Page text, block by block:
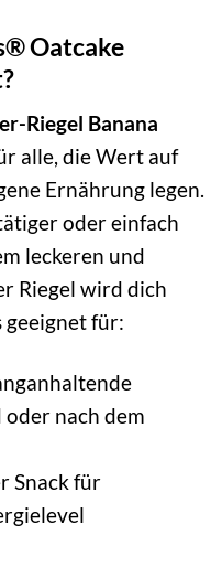
Oatcake
Riegel Banana
alle, die Wert auf
Ernährung legen.
oder einfach
leckeren und
Riegel wird dich
geeignet für:
nach dem
Snack für